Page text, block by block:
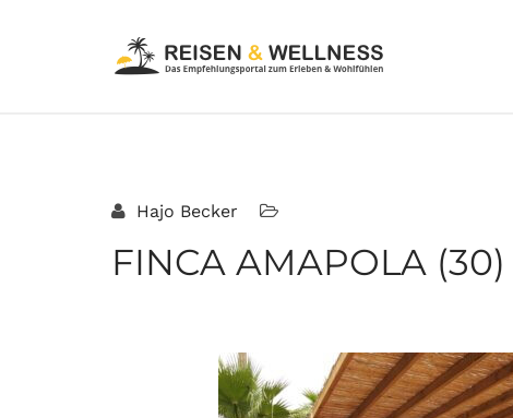
Hajo Becker
FINCA AMAPOLA (30)